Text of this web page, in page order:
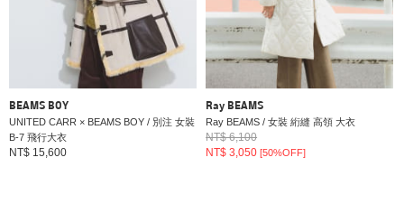
BEAMS BOY
UNITED CARR × BEAMS BOY / 別注 女裝
B-7 飛行大衣
NT$ 15,600
Ray BEAMS
Ray BEAMS / 女裝 絎縫 高領 大衣
NT$ 6,100
NT$ 3,050[50%OFF]